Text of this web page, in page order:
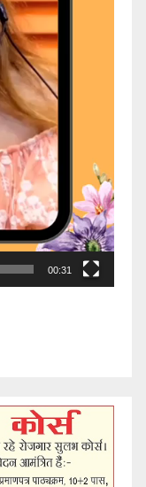
00:31